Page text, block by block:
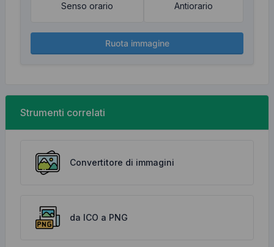
Senso orario Antiorario
Ruota immagine
Strumenti correlati
Convertitore di immagini
da ICO a PNG